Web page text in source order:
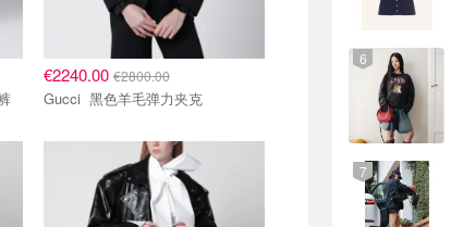
€2240.00 €2800.00
Gucci 黑色羊毛弹力夹克